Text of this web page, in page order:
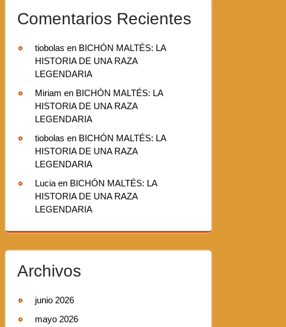
Comentarios Recientes
tiobolas en BICHÓN MALTÉS: LA
HISTORIA DE UNA RAZA
LEGENDARIA
Miriam en BICHÓN MALTÉS: LA
HISTORIA DE UNA RAZA
LEGENDARIA
tiobolas en BICHÓN MALTÉS: LA
HISTORIA DE UNA RAZA
LEGENDARIA
Lucia en BICHÓN MALTÉS: LA
HISTORIA DE UNA RAZA
LEGENDARIA
Archivos
junio 2026
mayo 2026